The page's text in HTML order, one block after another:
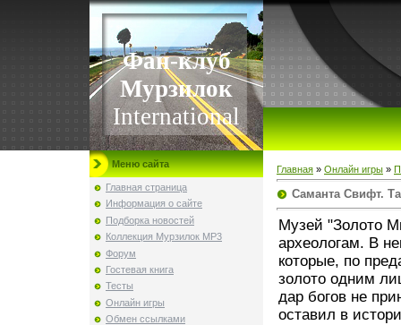
Фан-клуб
Мурзилок
International
Меню сайта
Главная страница
Информация о сайте
Подборка новостей
Коллекция Мурзилок MP3
Форум
Гостевая книга
Тесты
Онлайн игры
Обмен ссылками
Главная » Онлайн игры »
Саманта Свифт.
Музей "Золото
археологам. В
которые, по
золото одним
дар богов не
оставил в